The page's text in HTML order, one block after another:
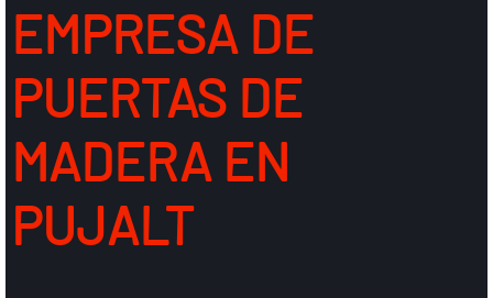
EMPRESA DE
PUERTAS DE
MADERA EN
PUJALT